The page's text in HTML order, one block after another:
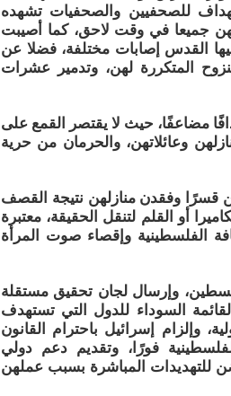
استهداف للصحفيين والصحفيات تشهده
الاحتلال 14 صحفية، أفرج عنهن جميعا في وقت لاحق، كما أصيبت
القدس إصابات مختلفة، فضلا عن
وعمليات النزوح المتكررة لهن، وتدمير عشرات
مضاعفًا، حيث لا يقتصر القمع على
وعائلاتهن، والحرمان من حرية
قسرًا وفقدن منازلهن نتيجة القصف
أو القلم لتنقل الحقيقة، معتبرة
الفلسطينية وإقصاء صوت المرأة
وإرسال لجان تحقيق مستقلة
السوداء للدول التي تستهدف
وإلزام إسرائيل باحترام القانون
فورًا، وتقديم دعم دولي
للتهديدات المباشرة بسبب عملهن